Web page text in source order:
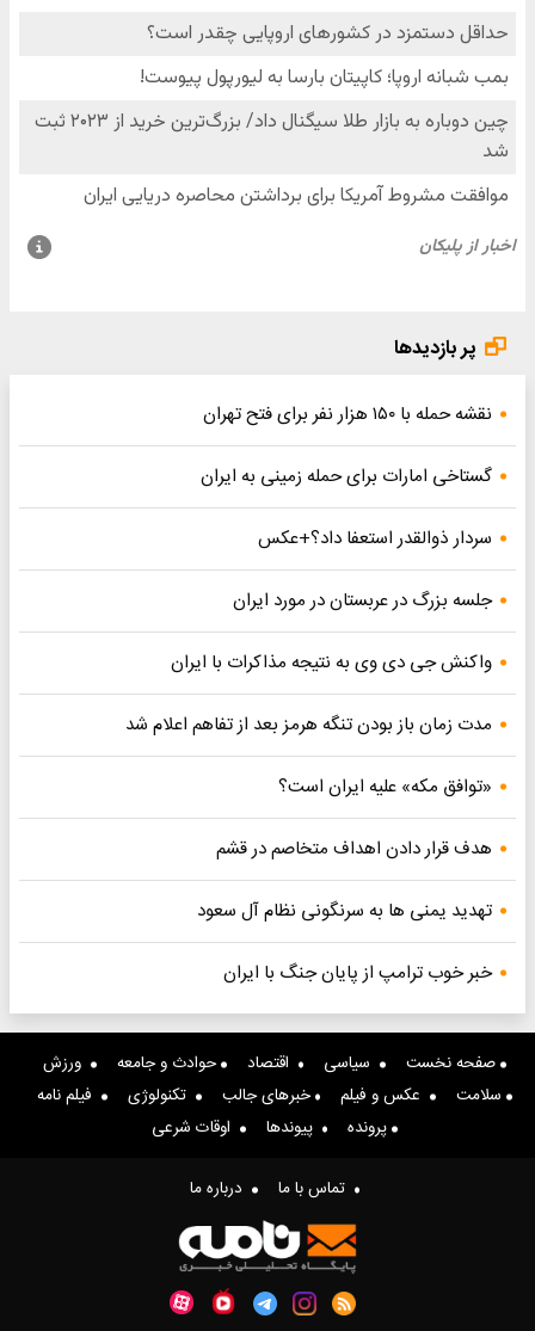
پر بازدیدها
نقشه حمله با ۱۵۰ هزار نفر برای فتح تهران
گستاخی امارات برای حمله زمینی به ایران
سردار ذوالقدر استعفا داد؟+عکس
جلسه بزرگ در عربستان در مورد ایران
واکنش جی دی وی به نتیجه مذاکرات با ایران
مدت زمان باز بودن تنگه هرمز بعد از تفاهم اعلام شد
«توافق مکه» علیه ایران است؟
هدف قرار دادن اهداف متخاصم در قشم
تهدید یمنی ها به سرنگونی نظام آل سعود
خبر خوب ترامپ از پایان جنگ با ایران
صفحه نخست سیاسی اقتصاد حوادث و جامعه
ورزش
سلامت
عکس و فیلم خبرهای جالب تکنولوژی
فیلم نامه
پرونده
پیوندها اوقات شرعی
تماس با ما درباره ما